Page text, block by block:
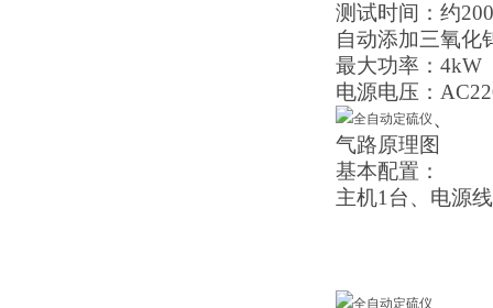
测试时间：约
自动添加三氧化
最大功率： 4kW
电源电压：
、
气路原理图
基本配置：
主机1台、电源